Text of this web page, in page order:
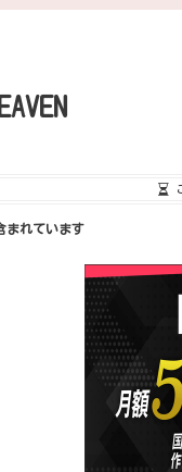
まれています